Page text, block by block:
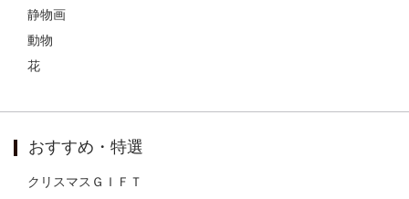
静物画
動物
花
おすすめ・特選
クリスマスＧＩＦＴ